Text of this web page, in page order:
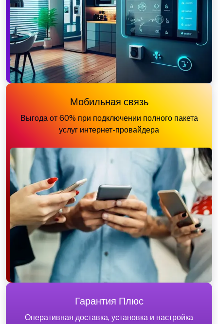
Мобильная связь
Выгода от 60% при подключении полного пакета
услуг интернет-провайдера
Гарантия Плюс
Оперативная доставка, установка и настройка